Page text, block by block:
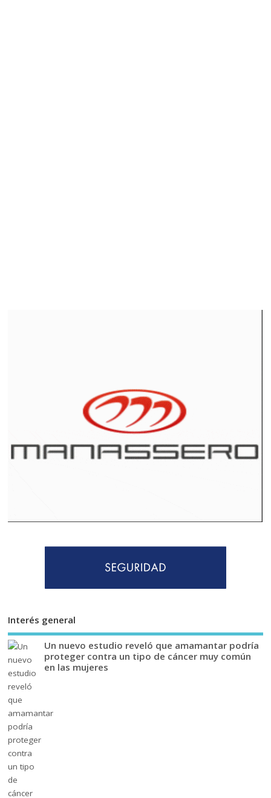
Interés general
Un nuevo estudio reveló que amamantar podría
proteger contra un tipo de cáncer muy común
en las mujeres